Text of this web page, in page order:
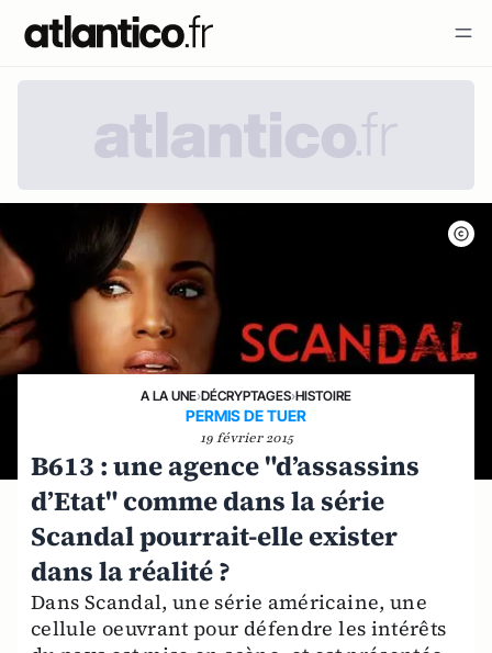
A LA UNE›DÉCRYPTAGES›HISTOIRE
PERMIS DE TUER
19 février 2015
B613 : une agence "d’assassins
d’Etat" comme dans la série
Scandal pourrait-elle exister
dans la réalité ?
Dans Scandal, une série américaine, une
cellule oeuvrant pour défendre les intérêts